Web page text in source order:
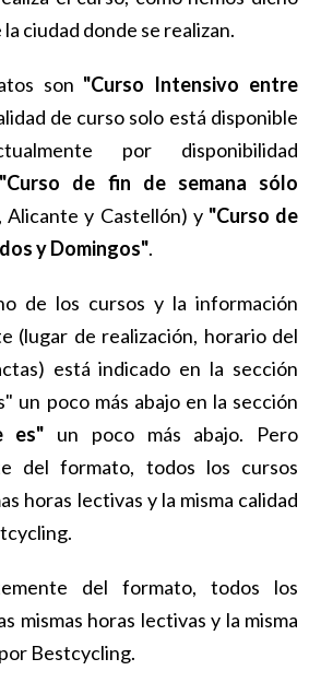
ciudad donde se realizan.
son "Curso Intensivo entre
de curso solo está disponible
por disponibilidad
"Curso de fin de semana sólo
Alicante y Castellón) y "Curso de
y Domingos".
de los cursos y la información
(lugar de realización, horario del
está indicado en la sección
un poco más abajo en la sección
es" un poco más abajo. Pero
del formato, todos los cursos
horas lectivas y la misma calidad
del formato, todos los
mismas horas lectivas y la misma
Bestcycling.